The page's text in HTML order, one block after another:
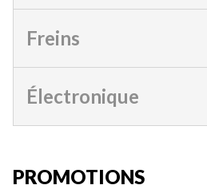
Freins
Électronique
PROMOTIONS